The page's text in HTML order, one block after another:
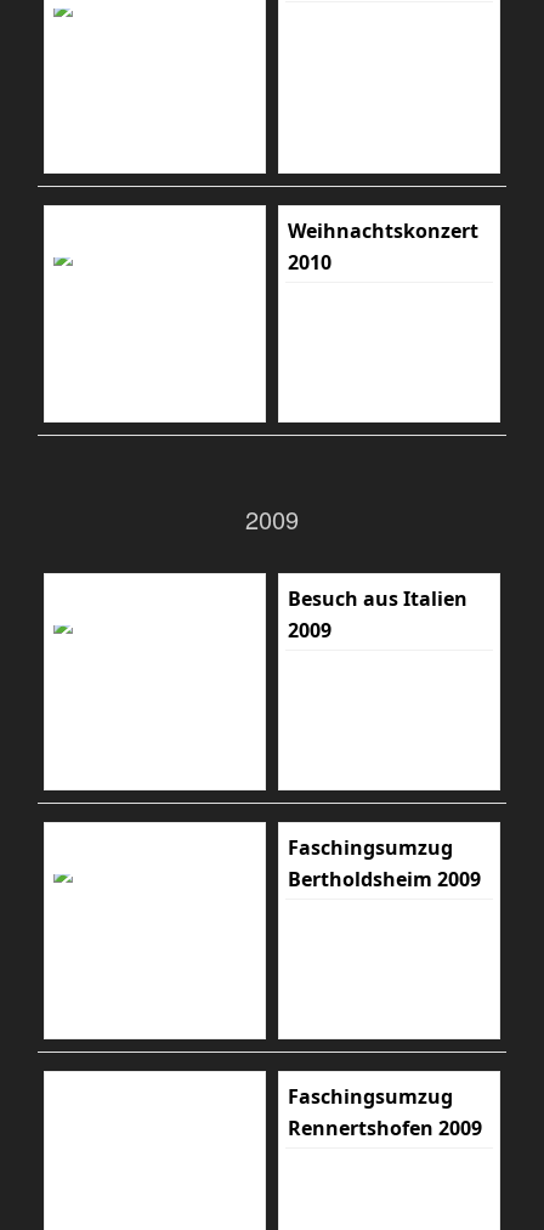
Weihnachtskonzert
2010
2009
Besuch aus Italien
2009
Faschingsumzug
Bertholdsheim 2009
Faschingsumzug
Rennertshofen 2009